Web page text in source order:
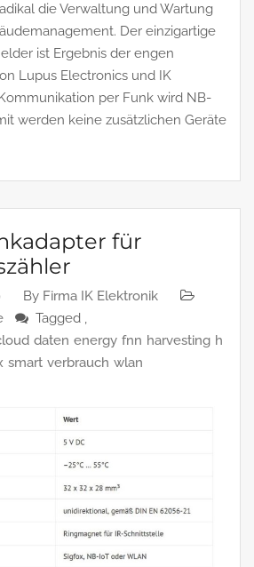
die Verwaltung und Wartung
Der einzigartige
ist Ergebnis der engen
Lupus Electronics und IK
per Funk wird NB-
werden keine zusätzlichen Geräte
für
By Firma IK Elektronik
Tagged ,
daten energy fnn harvesting h
smart verbrauch wlan